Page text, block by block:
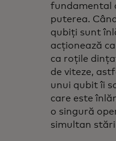
fundamental
puterea.
qubiți sunt
acționează
ca roțile
de viteze,
unui qubit îi
care este
o singură
simultan